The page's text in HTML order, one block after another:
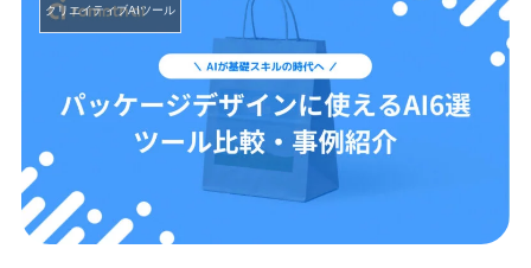
クリエイティブAIツール